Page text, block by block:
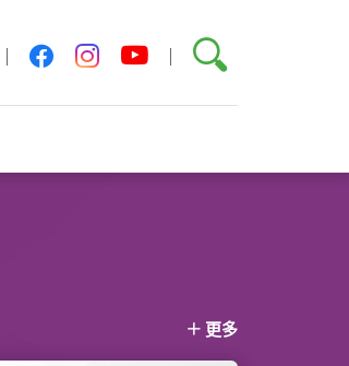
facebookinstagram
youtube
搜尋
更多